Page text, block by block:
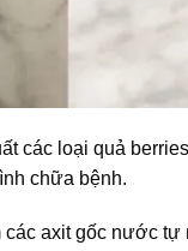
các loại quả
chữa bệnh.
các axit gốc nước